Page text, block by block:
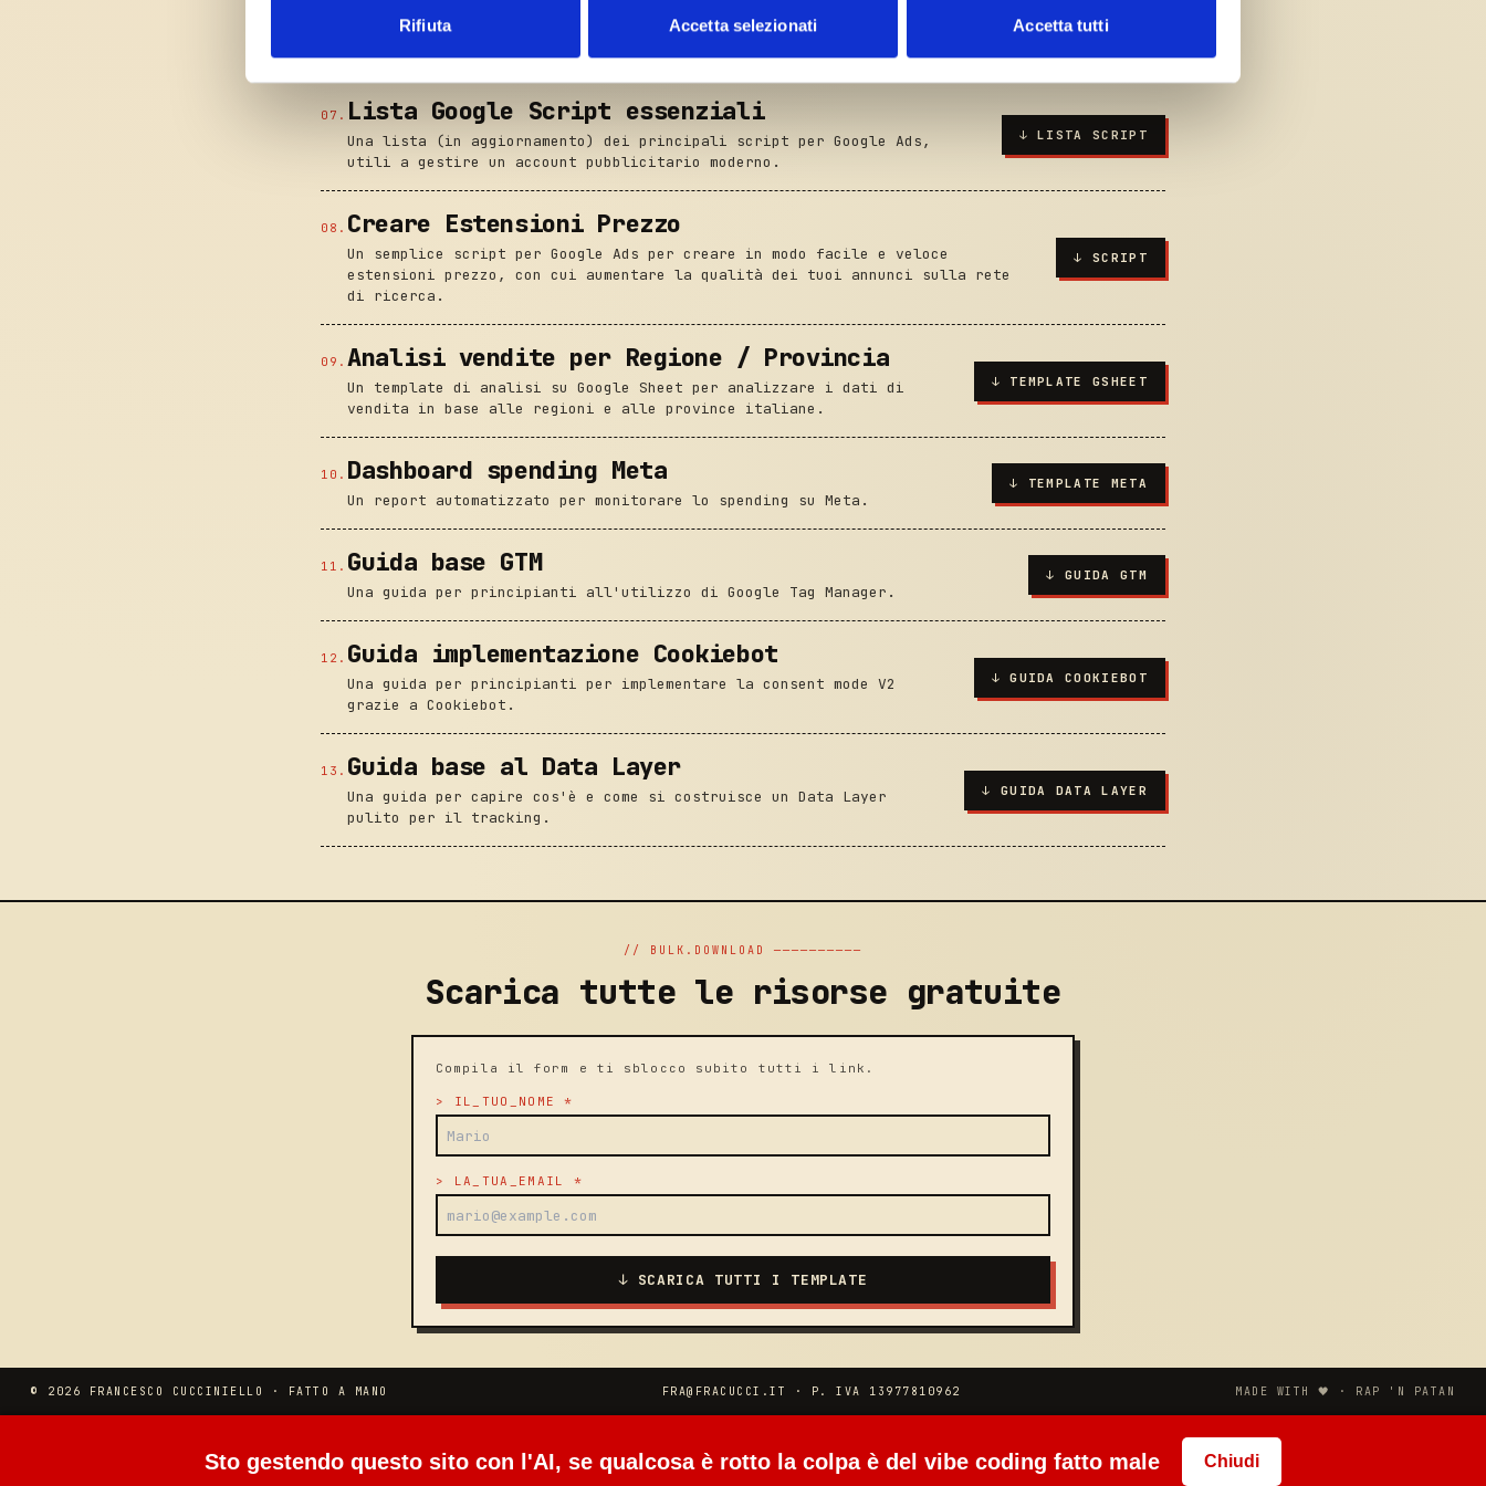
Utilizziamo i cookie per personalizzare contenuti ed annunci, per fornire funzionalità dei social media e per analizzare il
che hanno raccolto dal tuo utilizzo dei loro servizi.
Rifiuta Accetta selezionati Accetta tutti
Gist, Actions, Codespaces, Pages — spiegate con esempi di marketing
07 . Lista Google Script essenziali
Una lista (in aggiornamento) dei principali script per Google Ads,
utili a gestire un account pubblicitario moderno.
↓LISTA SCRIPT
08 . Creare Estensioni Prezzo
Un semplice script per Google Ads per creare in modo facile e veloce
estensioni prezzo, con cui aumentare la qualità dei tuoi annunci sulla rete
di ricerca.
↓SCRIPT
09 .Analisi vendite per Regione / Provincia
Un template di analisi su Google Sheet per analizzare i dati di
vendita in base alle regioni e alle province italiane.
↓ TEMPLATE GSHEET
10 . Dashboard spending Meta
Un report automatizzato per monitorare lo spending su Meta.
↓ TEMPLATE META
11 . Guida base GTM
Una guida per principianti all'utilizzo di Google Tag Manager.
↓GUIDA GTM
12 . Guida implementazione Cookiebot
Una guida per principianti per implementare la consent mode V2
grazie a Cookiebot.
↓GUIDA COOKIEBOT
13 . Guida base al Data Layer
Una guida per capire cos'è e come si costruisce un Data Layer
pulito per il tracking.
↓ GUIDA DATA LAYER
// BULK.DOWNLOAD ──────────
Scarica tutte le risorse gratuite
Compila il form e ti sblocco subito tutti i link.
> IL_TUO_NOME *
> LA_TUA_EMAIL *
↓ SCARICA TUTTI I TEMPLATE
© 2026 FRANCESCO CUCCINIELLO · FATTO A MANO FRA@FRACUCCI.IT · P. IVA 13977810962 MADE WITH 🖤 · RAP 'N PATAN
Sto gestendo questo sito con l'AI, se qualcosa è rotto la colpa è del vibe coding fatto male Chiudi